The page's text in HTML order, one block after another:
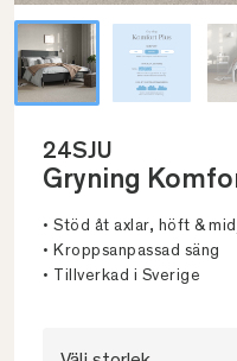
24SJU
Gryning
• Stöd åt axlar, höft &
• Kroppsanpassad säng
• Tillverkad i Sverige